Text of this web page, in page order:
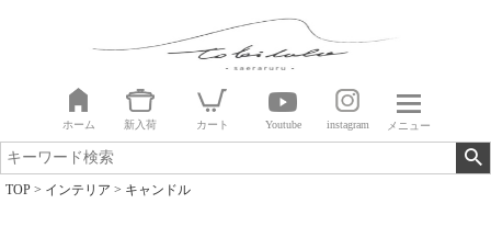
ホーム 新入荷 カート Youtube instagram メニュー
TOP インテリア キャンドル